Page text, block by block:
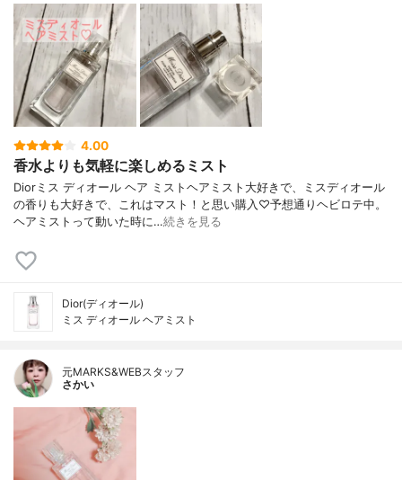
4.00
香水よりも気軽に楽しめるミスト
Diorミス ディオール ヘア ミストヘアミスト大好きで、ミスディオール
の香りも大好きで、これはマスト！と思い購入♡予想通りヘビロテ中。
ヘアミストって動いた時に…続きを見る
Dior(ディオール)
ミス ディオール ヘアミスト
元MARKS&WEBスタッフ
さかい